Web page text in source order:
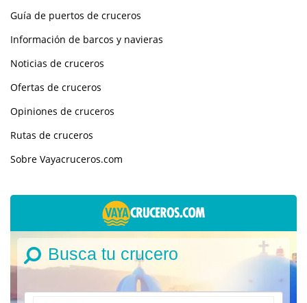
Guía de puertos de cruceros
Información de barcos y navieras
Noticias de cruceros
Ofertas de cruceros
Opiniones de cruceros
Rutas de cruceros
Sobre Vayacruceros.com
Busca tu crucero